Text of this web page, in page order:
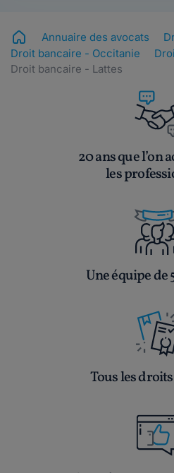
Annuaire des avocats
Droit bancaire - Occitanie
Droit bancaire - Lattes
20 ans que l’on
les
Une équipe de
Tous les